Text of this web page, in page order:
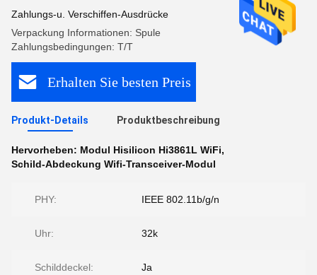
Zahlungs-u. Verschiffen-Ausdrücke
Verpackung Informationen: Spule
Zahlungsbedingungen: T/T
Erhalten Sie besten Preis
Produkt-Details Produktbeschreibung
Hervorheben: Modul Hisilicon Hi3861L WiFi,
Schild-Abdeckung Wifi-Transceiver-Modul
PHY: IEEE 802.11b/g/n
Uhr: 32k
Schilddeckel: Ja